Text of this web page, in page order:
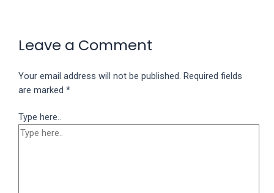
Leave a Comment
Your email address will not be published. Required fields
are marked*
Type here..